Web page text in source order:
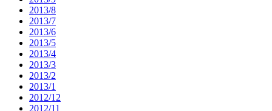
2013/8
2013/7
2013/6
2013/5
2013/4
2013/3
2013/2
2013/1
2012/12
2012/11